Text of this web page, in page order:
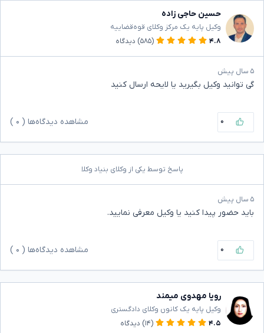
حسین حاجی زاده
وکیل پایه یک مرکز وکلای قوه‌قضاییه
۴.۸
(۵۸۵) دیدگاه
۵ سال پیش
گی توانید وکیل بگیرید یا لایحه ارسال کنید
۰ مشاهده دیدگاه‌ها ( ۰
پاسخ توسط یکی از وکلای بنیاد وکلا
۵ سال پیش
باید حضور پیدا کنید یا وکیل معرفی نمایید.
۰ مشاهده دیدگاه‌ها ( ۰
رویا مهدوی میمند
وکیل پایه یک کانون وکلای دادگستری
۴.۵
(۱۴) دیدگاه